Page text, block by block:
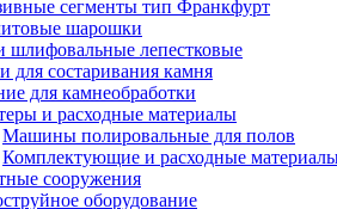
сегменты тип Франкфурт
шарошки
шлифовальные лепестковые
для состаривания камня
для камнеобработки
и расходные материалы
Машины полировальные для полов
Комплектующие и расходные
сооружения
оборудование